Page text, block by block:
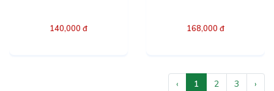
140,000 đ 168,000 đ
‹ 1 2 3 ›